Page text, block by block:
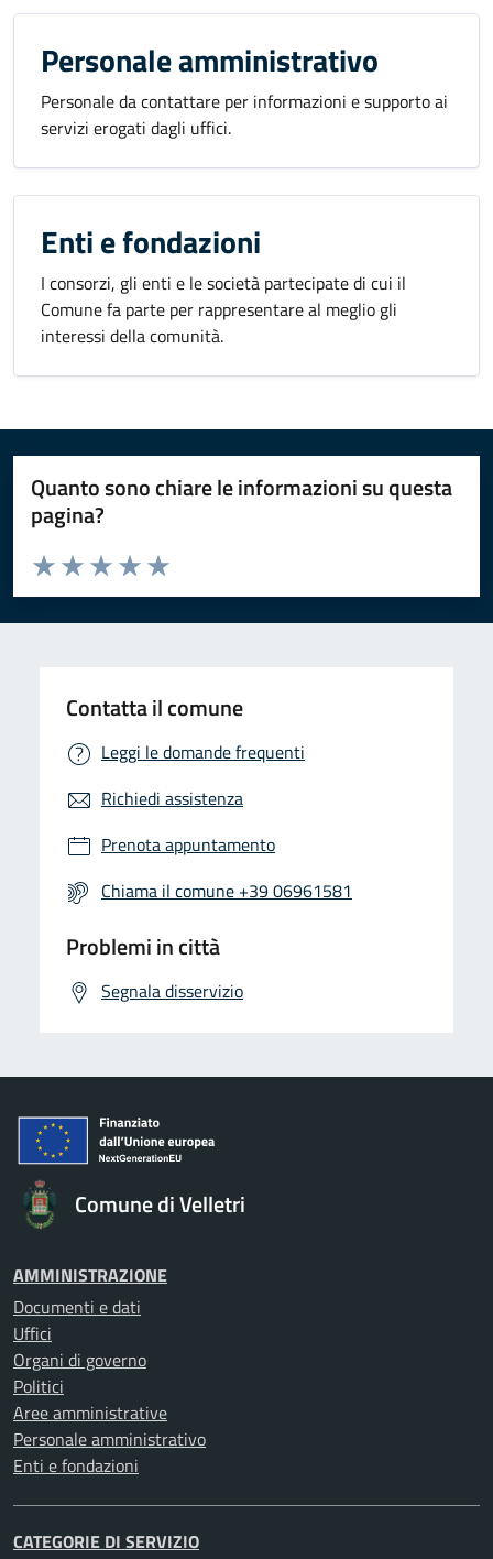
Personale amministrativo
Personale da contattare per informazioni e supporto ai
servizi erogati dagli uffici.
Enti e fondazioni
I consorzi, gli enti e le società partecipate di cui il
Comune fa parte per rappresentare al meglio gli
interessi della comunità.
Quanto sono chiare le informazioni su questa
pagina?
Valuta da 1 a 5 stelle la pagina
Valuta 5 stelle su 5
Valuta 4 stelle su 5
Valuta 3 stelle su 5
Valuta 2 stelle su 5
Valuta 1 stelle su 5
Contatta il comune
Leggi le domande frequenti
Richiedi assistenza
Prenota appuntamento
Chiama il comune +39 06961581
Problemi in città
Segnala disservizio
Comune di Velletri
AMMINISTRAZIONE
Documenti e dati
Uffici
Organi di governo
Politici
Aree amministrative
Personale amministrativo
Enti e fondazioni
CATEGORIE DI SERVIZIO